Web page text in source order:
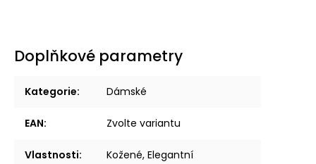
Doplňkové parametry
Kategorie: Dámské
EAN: Zvolte variantu
Vlastnosti: Kožené, Elegantní